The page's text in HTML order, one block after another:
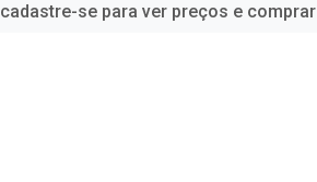
cadastre-se para ver preços e comprar